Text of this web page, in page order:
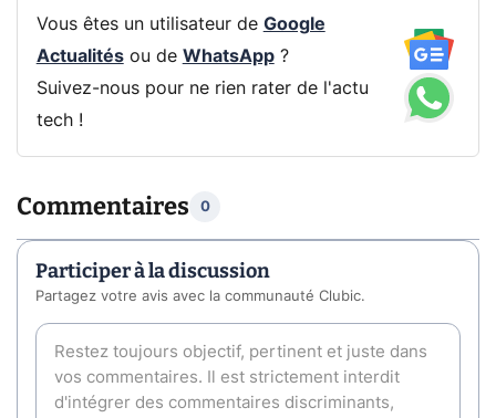
Vous êtes un utilisateur de Google
Actualitésou de WhatsApp?
Suivez-nous pour ne rien rater de l'actu
tech !
Commentaires 0
Participer à la discussion
Partagez votre avis avec la communauté Clubic.